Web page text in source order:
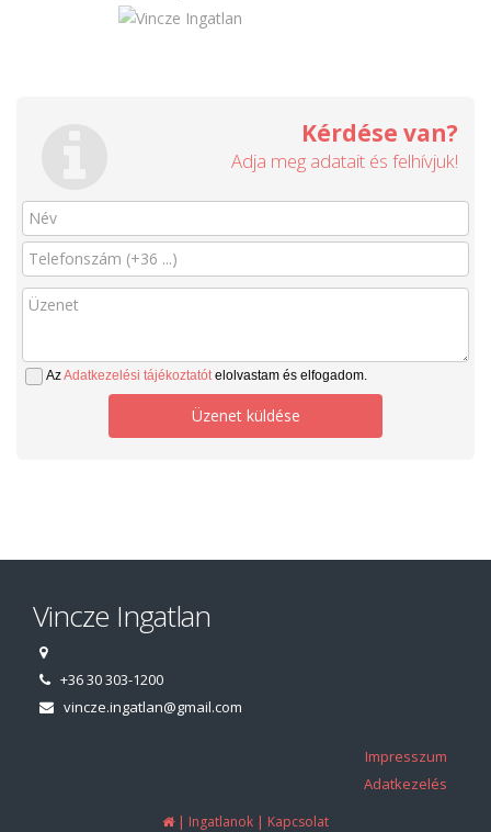
Kérdése van?
Adja meg adatait és felhívjuk!
AzAdatkezelési tájékoztatótelolvastam és elfogadom.
Üzenet küldése
Vincze Ingatlan
+36 30 303-1200
vincze.ingatlan@gmail.com
Impresszum
Adatkezelés
| Ingatlanok | Kapcsolat